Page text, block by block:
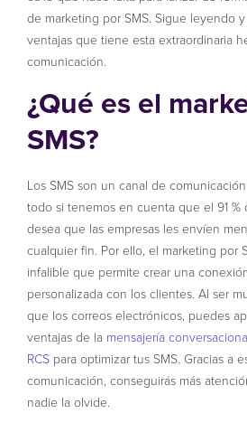
de marketing por SMS. Sigue leyendo
ventajas que tiene esta extraordinaria
comunicación.
¿Qué es el
SMS?
Los SMS son un canal de
todo si tenemos en cuenta que el 91 %
desea que las empresas les envíen
cualquier fin. Por ello, el marketing por
infalible que permite crear una
personalizada con los clientes. Al ser
que los correos electrónicos, puedes
ventajas de la mensajería
RCS para optimizar tus SMS. Gracias a
comunicación, conseguirás más
nadie la olvide.